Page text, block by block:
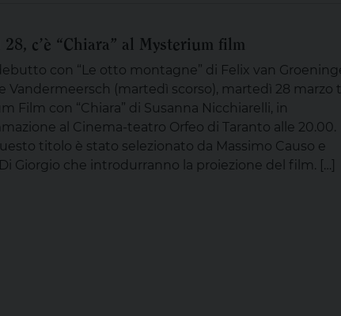
c’è “Chiara” al Mysterium film
con “Le otto montagne” di Felix van
Vandermeersch (martedì scorso), martedì 28 marzo
Film con “Chiara” di Susanna Nicchiarelli, in
al Cinema-teatro Orfeo di Taranto alle 20.00.
titolo è stato selezionato da Massimo Causo e
Giorgio che introdurranno la proiezione del film. […]